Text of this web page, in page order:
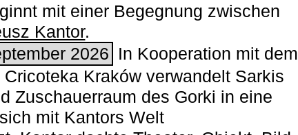
mit einer Begegnung zwischen
Kantor.
2026 In Kooperation mit dem
Kraków verwandelt Sarkis
Zuschauerraum des Gorki in eine
mit Kantors Welt